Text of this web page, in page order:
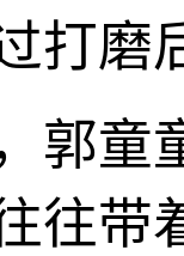
打磨
郭童
往带